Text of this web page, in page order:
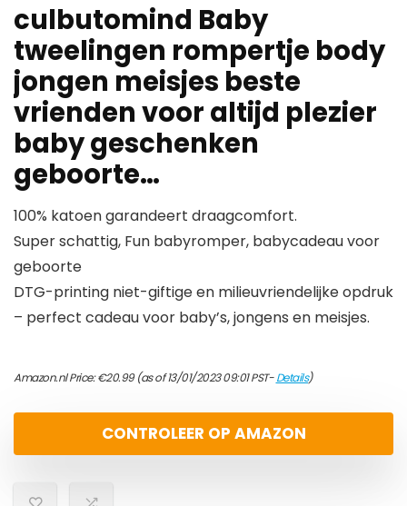
culbutomind Baby
tweelingen rompertje body
jongen meisjes beste
vrienden voor altijd plezier
baby geschenken
geboorte…
100% katoen garandeert draagcomfort.
Super schattig, Fun babyromper, babycadeau voor
geboorte
DTG-printing niet-giftige en milieuvriendelijke opdruk
– perfect cadeau voor baby’s, jongens en meisjes.
Amazon.nl Price:€20.99(as of 13/01/2023 09:01 PST-Details)
CONTROLEER OP AMAZON